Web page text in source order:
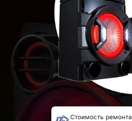
Стоимость ремонта